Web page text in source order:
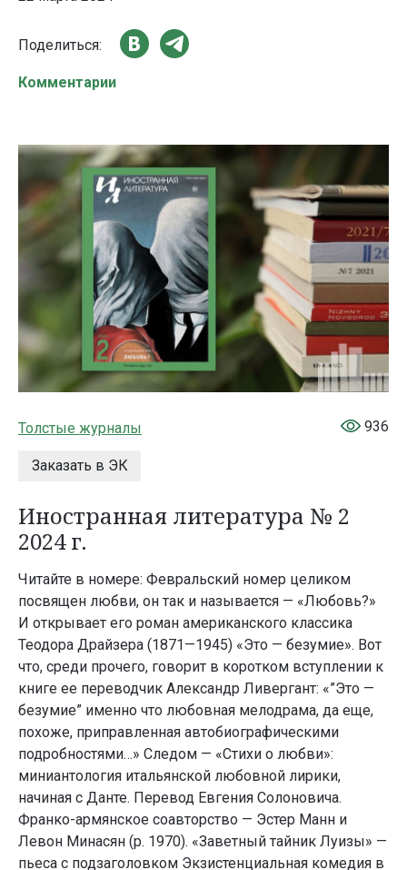
Поделиться:
Комментарии
Толстые журналы
Заказать в ЭК
936
Иностранная литература № 2
2024 г.
Читайте в номере: Февральский номер целиком
посвящен любви, он так и называется — «Любовь?»
И открывает его роман американского классика
Теодора Драйзера (1871—1945) «Это — безумие». Вот
что, среди прочего, говорит в коротком вступлении к
книге ее переводчик Александр Ливергант: «”Это —
безумие” именно что любовная мелодрама, да еще,
похоже, приправленная автобиографическими
подробностями…» Следом — «Стихи о любви»:
миниантология итальянской любовной лирики,
начиная с Данте. Перевод Евгения Солоновича.
Франко-армянское соавторство — Эстер Манн и
Левон Минасян (р. 1970). «Заветный тайник Луизы» —
пьеса с подзаголовком Экзистенциальная комедия в